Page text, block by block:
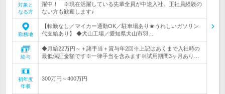
対象と
なる方
躍中！ ※現在活躍している先輩全員が中途入社。正社員経験の
ない方も歓迎します♪
勤務地
【転勤なし／マイカー通勤OK／駐車場あり★うれしいガソリン
代支給あり】 ◆犬山工場／愛知県犬山市羽…
給与
◆月給22万円～＋諸手当＋賞与年2回※上記はあくまで入社時の
最低保証金額です※一律手当を含みます※試用期間3ヶ月あり…
初年度
年収
300万円～400万円